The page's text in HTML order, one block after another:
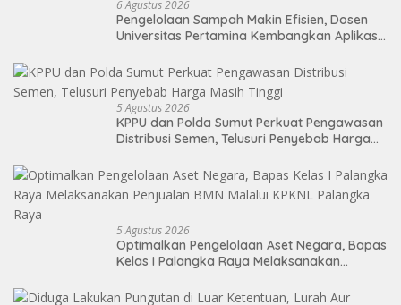
6 Agustus 2026
Pengelolaan Sampah Makin Efisien, Dosen
Universitas Pertamina Kembangkan Aplikasi
5 Agustus 2026
KPPU dan Polda Sumut Perkuat Pengawasan
Distribusi Semen, Telusuri Penyebab Harga
5 Agustus 2026
Optimalkan Pengelolaan Aset Negara, Bapas
Kelas I Palangka Raya Melaksanakan